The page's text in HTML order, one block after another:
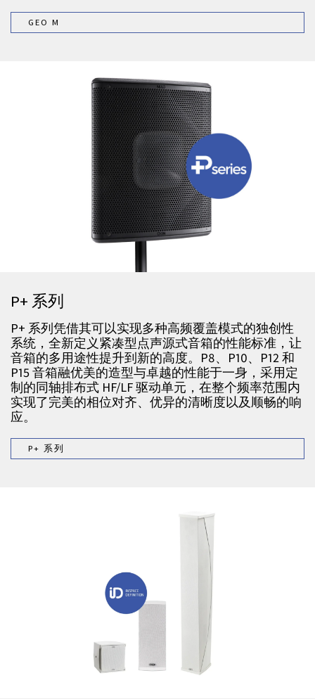
GEO M
P+ 系列
P+ 系列凭借其可以实现多种高频覆盖模式的独创性
系统，全新定义紧凑型点声源式音箱的性能标准，让
音箱的多用途性提升到新的高度。P8、P10、P12 和
P15 音箱融优美的造型与卓越的性能于一身，采用定
制的同轴排布式 HF/LF 驱动单元，在整个频率范围内
实现了完美的相位对齐、优异的清晰度以及顺畅的响
应。
P+ 系列